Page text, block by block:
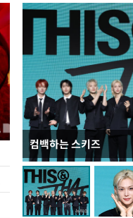
컴백하는 스키즈
지석천 뒤덮은 개구리